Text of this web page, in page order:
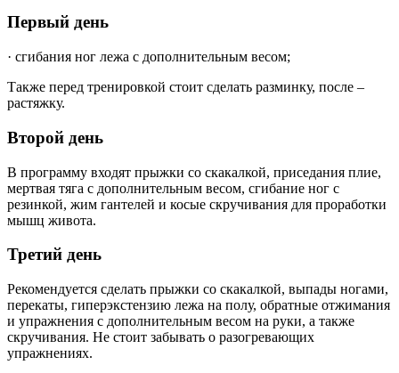
Первый день
· сгибания ног лежа с дополнительным весом;
Также перед тренировкой стоит сделать разминку, после –
растяжку.
Второй день
В программу входят прыжки со скакалкой, приседания плие,
мертвая тяга с дополнительным весом, сгибание ног с
резинкой, жим гантелей и косые скручивания для проработки
мышц живота.
Третий день
Рекомендуется сделать прыжки со скакалкой, выпады ногами,
перекаты, гиперэкстензию лежа на полу, обратные отжимания
и упражнения с дополнительным весом на руки, а также
скручивания. Не стоит забывать о разогревающих
упражнениях.